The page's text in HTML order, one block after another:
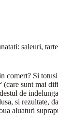
saleuri,
comert? Si
sunt mai
de
si rezultate,
aluaturi